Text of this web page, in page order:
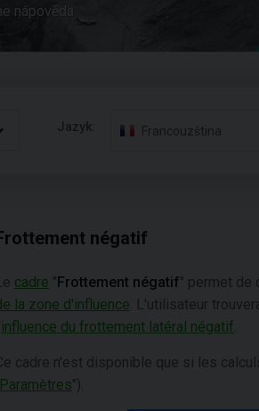
nápověda
Jazyk: Francouzština
négatif
cadre "Frottement négatif" permet de
la zone d'influence . L'utilisateur
influence du frottement latéral négatif
cadre n'est disponible que si les
Paramètres").